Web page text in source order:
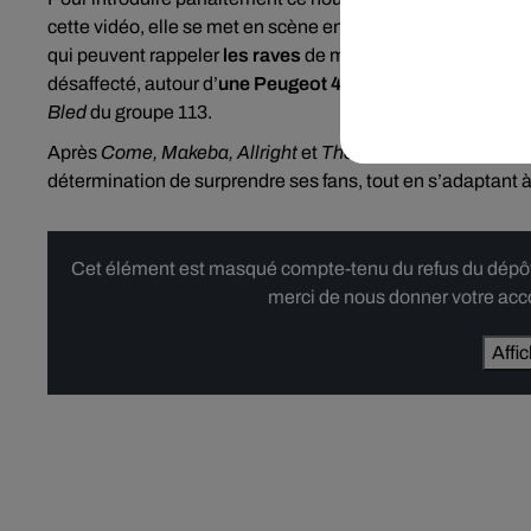
cette vidéo, elle se met en scène entourée d’une troupe
qui peuvent rappeler les raves de musique électro.
désaffecté, autour d’une Peugeot 403 break surplombée
Bleddu groupe 113.
Après Come, Makeba, Allrightet The Fool
détermination de surprendre ses fans, tout en s’adaptant
Cet élément est masqué compte-tenu du refus du
merci de nous donner votre